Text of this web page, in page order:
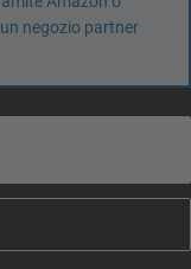
negozio partner